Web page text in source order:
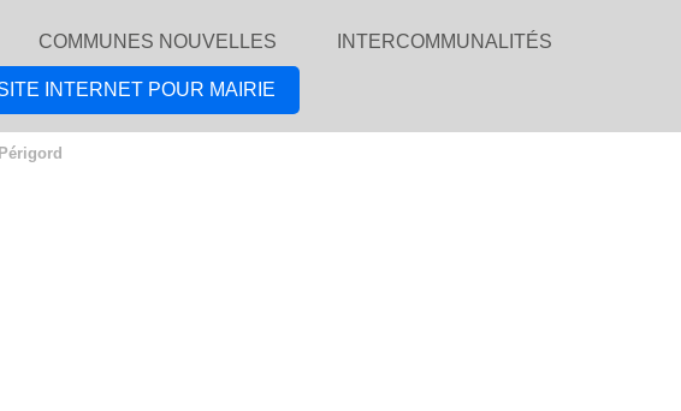
COMMUNES NOUVELLES INTERCOMMUNALITÉS
INTERNET POUR MAIRIE